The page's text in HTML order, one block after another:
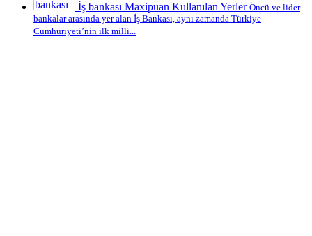
İş bankası Maxipuan Kullanılan Yerler Öncü ve lider
bankalar arasında yer alan İş Bankası, aynı zamanda Türkiye
Cumhuriyeti’nin ilk milli...